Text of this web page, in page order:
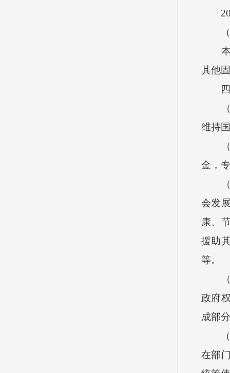
（
本单
其他
四
（一
维持
（二
金，
（三
会发
康、
援助
等。
（四
政府
成部
（五
在部